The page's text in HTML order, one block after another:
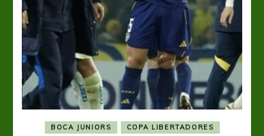
BOCA JUNIORS COPA LIBERTADORES